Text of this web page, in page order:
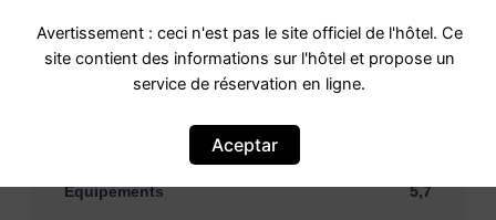
vécues
125 commentaires
Équipements 5,7
Avertissement : ceci n'est pas le site officiel de l'hôtel. Ce
site contient des informations sur l'hôtel et propose un
service de réservation en ligne.
Aceptar